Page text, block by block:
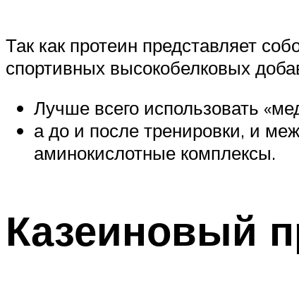
Так как протеин представляет
спортивных высокобелковых
Лучше всего использовать
а до и после тренировки, и
аминокислотные комплексы.
Казеиновый